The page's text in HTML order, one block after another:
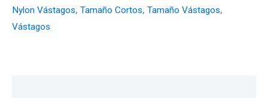
Nylon Vástagos, Tamaño Cortos, Tamaño Vástagos,
Vástagos